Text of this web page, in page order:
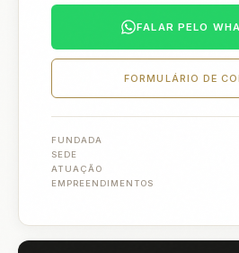
FALAR PELO
FORMULÁRIO DE
FUNDADA
SEDE
ATUAÇÃO
EMPREENDIMENTOS